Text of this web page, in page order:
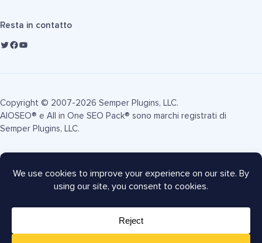
Resta in contatto
Copyright © 2007-2026 Semper Plugins, LLC.
AIOSEO® e All in One SEO Pack® sono marchi registrati di
Semper Plugins, LLC.
Termini di Servizio
Mappa del sito
Coupon AIOSEO